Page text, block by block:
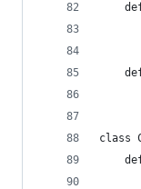
class